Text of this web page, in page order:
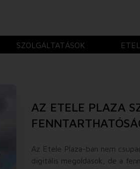
SZOLGÁLTATÁSOK
AZ ETELE PLAZA
Az Etele Plaza-ban nem
digitális megoldások, de a